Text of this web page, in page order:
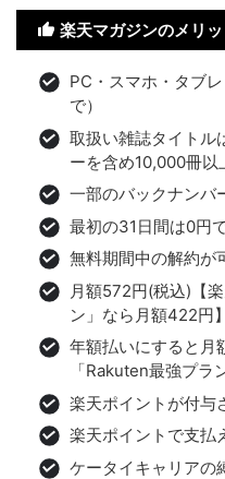
楽天マガジンのメリッ
PC・スマホ・タブ
で）
取扱い雑誌タイトル
ーを含め10,000冊以
一部のバックナンバ
最初の31日間は0円
無料期間中の解約が
月額572円(税込)【
ン」なら月額422円】
年額払いにすると月
「Rakuten最強プラ
楽天ポイントが付与
楽天ポイントで支払
ケータイキャリアの